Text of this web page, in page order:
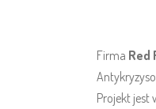
Firma Red
Projekt jest